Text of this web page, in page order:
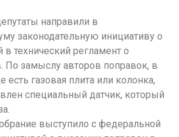
направили в
законодательную инициативу о
технический регламент о
По замыслу авторов поправок, в
есть газовая плита или колонка,
специальный датчик, который
выступило с федеральной